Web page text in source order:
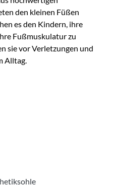
den kleinen Füßen
es den Kindern, ihre
Fußmuskulatur zu
sie vor Verletzungen und
Alltag.